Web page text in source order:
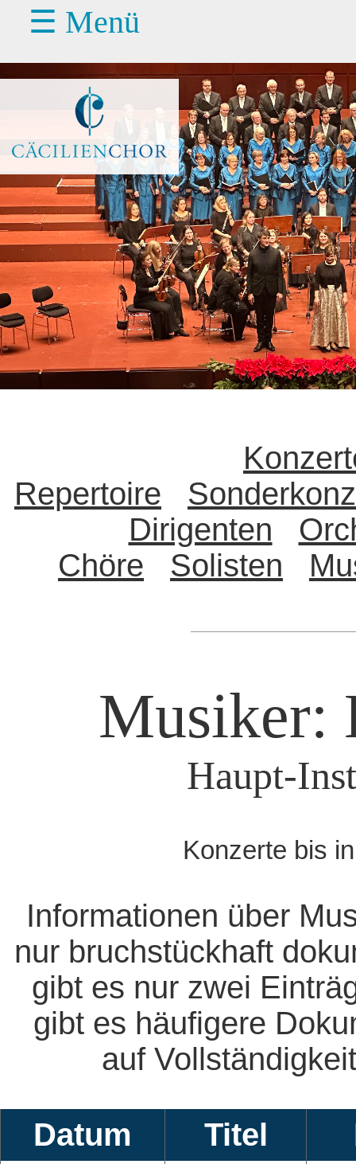
☰ Menü
Repertoire
Dirigenten
Chöre
Solisten
Musiker:
Haupt-
Konzerte bis
Informationen über
nur bruchstückhaft
gibt es nur zwei
gibt es häufigere
auf
Datum Titel